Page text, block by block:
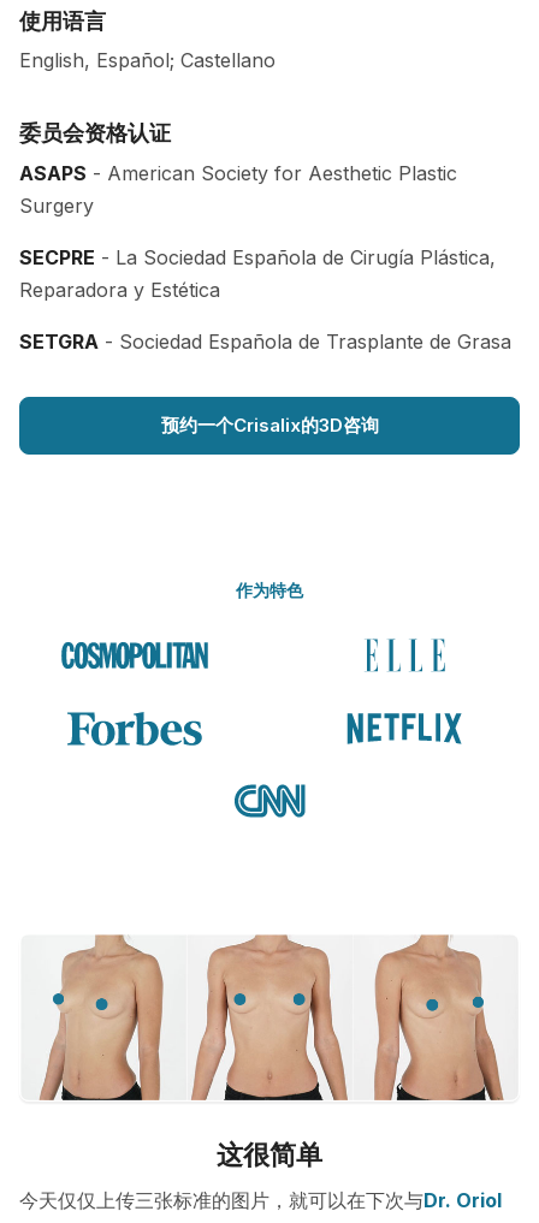
使用语言
English, Español; Castellano
委员会资格认证
ASAPS - American Society for Aesthetic Plastic
Surgery
SECPRE - La Sociedad Española de Cirugía Plástica,
Reparadora y Estética
SETGRA - Sociedad Española de Trasplante de Grasa
预约一个Crisalix的3D咨询
作为特色
这很简单
今天仅仅上传三张标准的图片，就可以在下次与Dr. Oriol